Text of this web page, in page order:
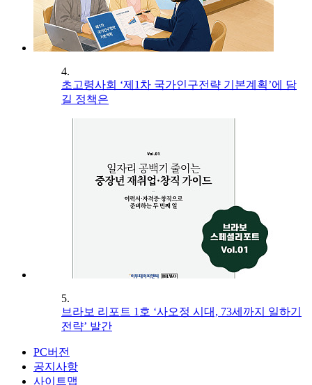
4.
초고령사회 ‘제1차 국가인구전략 기본계획’에 담
길 정책은
5.
브라보 리포트 1호 ‘사오정 시대, 73세까지 일하기
전략’ 발간
PC버전
공지사항
사이트맵